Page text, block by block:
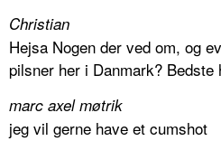
Christian
Hejsa Nogen der ved om, og
pilsner her i Danmark?
marc axel møtrik
jeg vil gerne have et cumshot